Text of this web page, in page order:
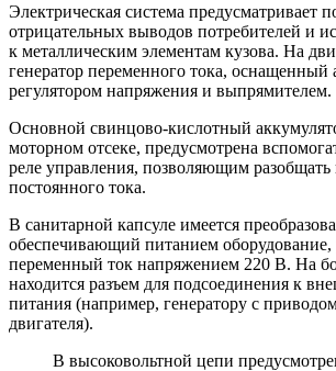
Электрическая система предусматривает
отрицательных выводов потребителей и
к металлическим элементам кузова. На
генератор переменного тока, оснащенный
регулятором напряжения и выпрямителем.
Основной свинцово-кислотный
моторном отсеке, предусмотрена
реле управления, позволяющим разобщать
постоянного тока.
В санитарной капсуле имеется
обеспечивающий питанием оборудование,
переменный ток напряжением 220 В. На
находится разъем для подсоединения к
питания (например, генератору с
двигателя).
В высоковольтной цепи